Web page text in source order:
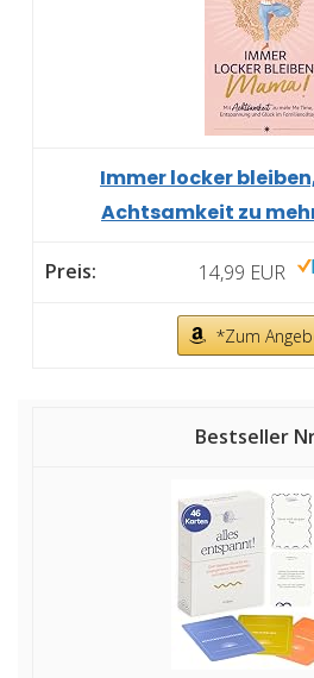
Immer locker
Achtsamkeit zu
14,99 EUR
*Zum